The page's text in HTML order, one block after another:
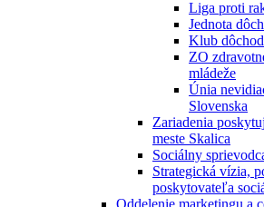
Liga proti
Jednota
Klub
ZO
mládeže
Únia
Slovenska
Zariadenia
meste Skalica
Sociálny
Strategická vízia,
poskytovateľa
Oddelenie marketingu a